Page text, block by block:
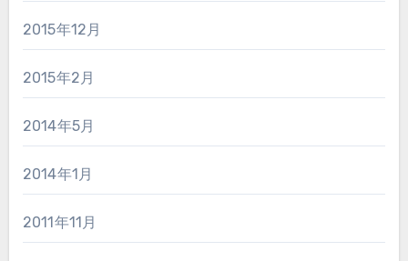
2015年12月
2015年2月
2014年5月
2014年1月
2011年11月